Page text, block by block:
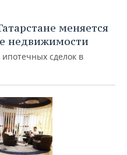
меняется
недвижимости
сделок в